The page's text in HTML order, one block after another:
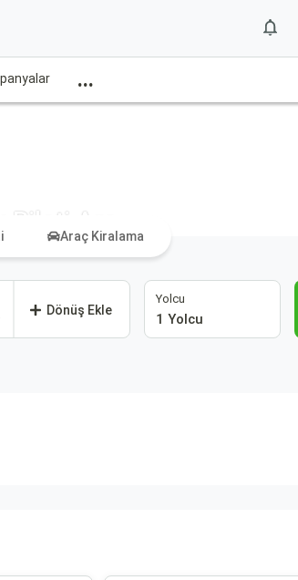
...
Ara
Araç Kiralama
Dönüş Ekle
Yolcu
1 Yolcu